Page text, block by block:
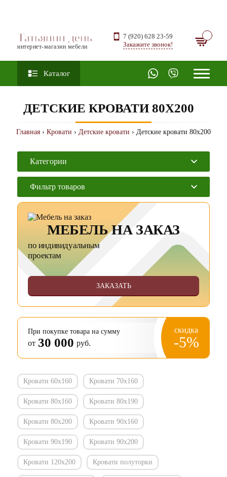
Татьянин день
интернет-магазин мебели
7 (920) 628 23-59
Закажите звонок!
Каталог
ДЕТСКИЕ КРОВАТИ 80Х200
Главная › Кровати › Детские кровати › Детские кровати 80х200
Категории
Фильтр товаров
МЕБЕЛЬ НА ЗАКАЗ
по индивидуальным
проектам
ЗАКАЗАТЬ
При покупке товара на сумму
от 30 000 руб.
скидка
-5%
Кровати 60х160 Кровати 70х160
Кровати 80х160 Кровати 80х190
Кровати 80х200 Кровати 90х160
Кровати 90х190 Кровати 90х200
Кровати 120х200 Кровати полуторки